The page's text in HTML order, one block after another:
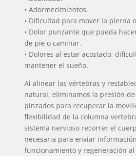
• Adormecimientos.
• Dificultad para mover la pierna
• Dolor punzante que pueda
de pie o caminar.
• Dolores al estar acostado,
mantener el sueño.
Al alinear las vértebras y
natural, eliminamos la presión
pinzados para recuperar la
flexibilidad de la columna
sistema nervioso recorrer el
necesaria para enviar
funcionamiento y regeneración